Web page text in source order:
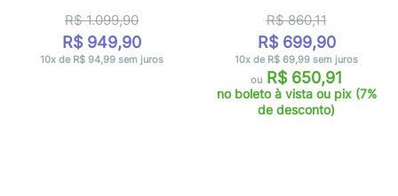
R$ 1.099,90
R$ 949,90
10x de R$ 94,99 sem juros
R$ 860,11
R$ 699,90
10x de R$ 69,99 sem juros
ou R$ 650,91
no boleto à vista ou pix (7%
de desconto)